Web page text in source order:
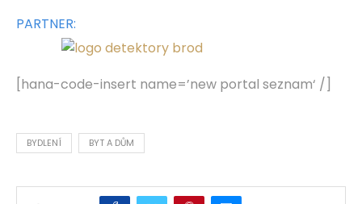
PARTNER:
[hana-code-insert name=’new portal seznam‘ /]
BYDLENÍ BYT A DŮM